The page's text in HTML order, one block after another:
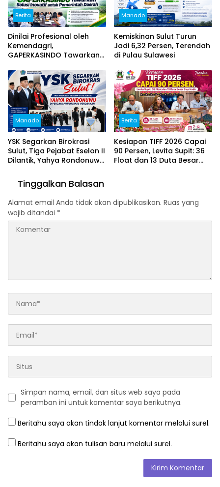
Berita
Dinilai Profesional oleh
Kemendagri,
GAPERKASINDO Tawarkan
Pemerintah Daerah
Manado
Kemiskinan Sulut Turun
Jadi 6,32 Persen, Terendah
di Pulau Sulawesi
Manado
YSK Segarkan Birokrasi
Sulut, Tiga Pejabat Eselon II
Dilantik, Yahya Rondonuwu
Pendidikan
Berita
Kesiapan TIFF 2026 Capai
90 Persen, Levita Supit: 36
Float dan 13 Duta Besar
Tinggalkan Balasan
Alamat email Anda tidak akan dipublikasikan. Ruas yang
wajib ditandai *
Simpan nama, email, dan situs web saya pada
peramban ini untuk komentar saya berikutnya.
Beritahu saya akan tindak lanjut komentar melalui surel.
Beritahu saya akan tulisan baru melalui surel.